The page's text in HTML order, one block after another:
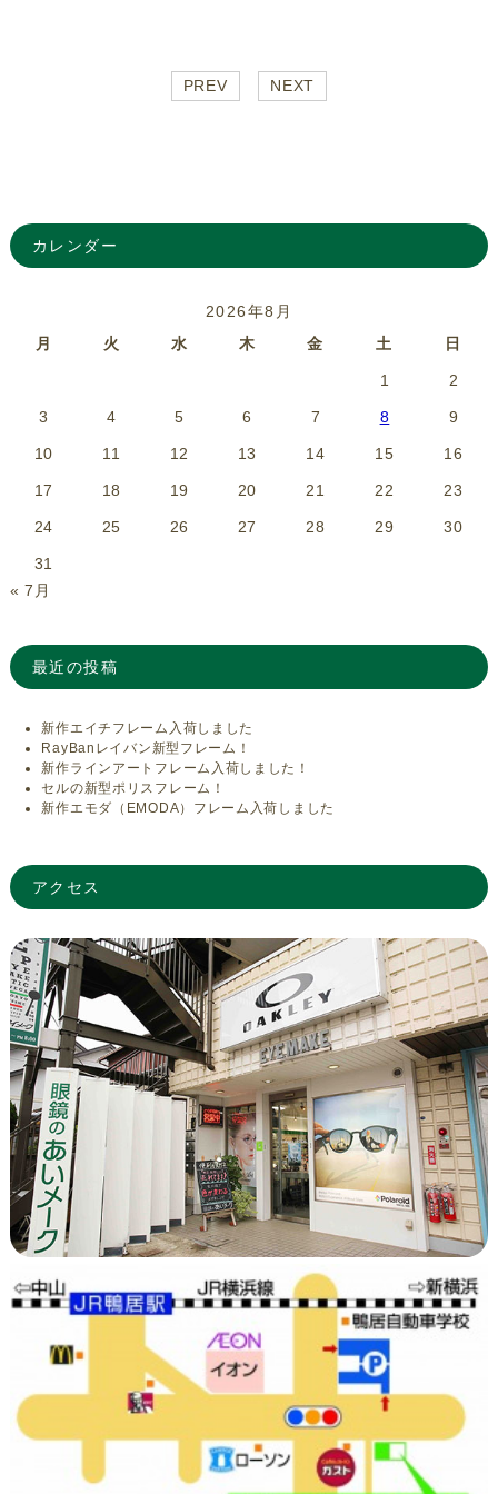
PREV NEXT
カレンダー
2026年8月
月
火 水 木 金 土 日
1 2
3 4 5 6 7 8 9
10 11 12 13 14 15 16
17 18 19 20 21 22 23
24 25 26 27 28 29 30
31
« 7月
最近の投稿
新作エイチフレーム入荷しました
RayBanレイバン新型フレーム！
新作ラインアートフレーム入荷しました！
セルの新型ポリスフレーム！
新作エモダ（EMODA）フレーム入荷しました
アクセス